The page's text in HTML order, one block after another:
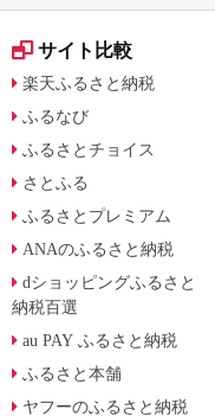
サイト比較
楽天ふるさと納税
ふるなび
ふるさとチョイス
さとふる
ふるさとプレミアム
ANAのふるさと納税
dショッピングふるさと
納税百選
au PAY ふるさと納税
ふるさと本舗
ヤフーのふるさと納税